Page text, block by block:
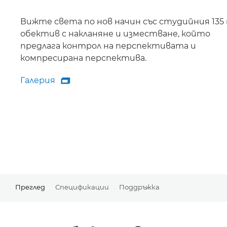
Вижте света по нов начин със студийния 135
обектив с накланяне и изместване, който
предлага контрол на перспективата и
компресирана перспектива.
Галерия
Галерия

Преглед Спецификации Поддръжка